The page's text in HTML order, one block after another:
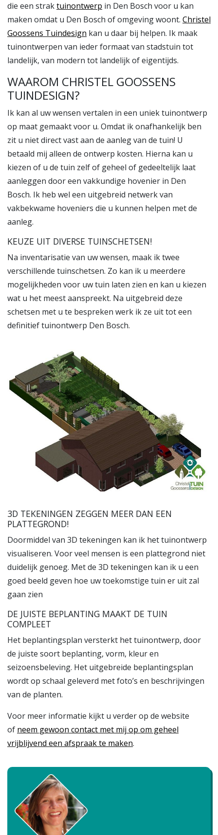
die een straktuinontwerp in Den Bosch voor u kan
maken omdat u Den Bosch of omgeving woont. Christel
Goossens Tuindesign kan u daar bij helpen. Ik maak
tuinontwerpen van ieder formaat van stadstuin tot
landelijk, van modern tot landelijk of eigentijds.
WAAROM CHRISTEL GOOSSENS
TUINDESIGN?
Ik kan al uw wensen vertalen in een uniek tuinontwerp
op maat gemaakt voor u. Omdat ik onafhankelijk ben
zit u niet direct vast aan de aanleg van de tuin! U
betaald mij alleen de ontwerp kosten. Hierna kan u
kiezen of u de tuin zelf of geheel of gedeeltelijk laat
aanleggen door een vakkundige hovenier in Den
Bosch. Ik heb wel een uitgebreid netwerk van
vakbekwame hoveniers die u kunnen helpen met de
aanleg.
KEUZE UIT DIVERSE TUINSCHETSEN!
Na inventarisatie van uw wensen, maak ik twee
verschillende tuinschetsen. Zo kan ik u meerdere
mogelijkheden voor uw tuin laten zien en kan u kiezen
wat u het meest aanspreekt. Na uitgebreid deze
schetsen met u te bespreken werk ik ze uit tot een
definitief tuinontwerp Den Bosch.
3D TEKENINGEN ZEGGEN MEER DAN EEN
PLATTEGROND!
Doormiddel van 3D tekeningen kan ik het tuinontwerp
visualiseren. Voor veel mensen is een plattegrond niet
duidelijk genoeg. Met de 3D tekeningen kan ik u een
goed beeld geven hoe uw toekomstige tuin er uit zal
gaan zien
DE JUISTE BEPLANTING MAAKT DE TUIN
COMPLEET
Het beplantingsplan versterkt het tuinontwerp, door
de juiste soort beplanting, vorm, kleur en
seizoensbeleving. Het uitgebreide beplantingsplan
wordt op schaal geleverd met foto’s en beschrijvingen
van de planten.
Voor meer informatie kijkt u verder op de website
of neem gewoon contact met mij op om geheel
vrijblijvend een afspraak te maken.